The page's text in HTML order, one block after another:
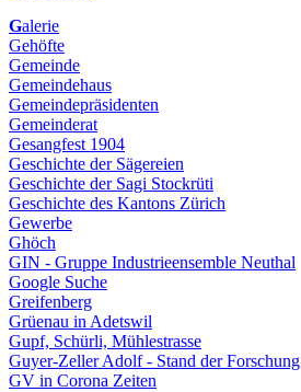
Galerie
Gehöfte
Gemeinde
Gemeindehaus
Gemeindepräsidenten
Gemeinderat
Gesangfest 1904
Geschichte der Sägereien
Geschichte der Sagi Stockrüti
Geschichte des Kantons Zürich
Gewerbe
Ghöch
GIN - Gruppe Industrieensemble Neuthal
Google Suche
Greifenberg
Grüenau in Adetswil
Gupf, Schürli, Mühlestrasse
Guyer-Zeller Adolf - Stand der Forschung
GV in Corona Zeiten